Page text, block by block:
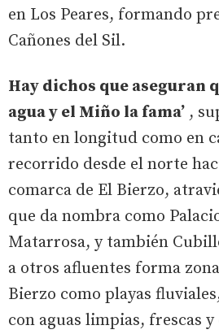
en Los Peares, formando
Cañones del Sil.
Hay dichos que aseguran
agua y el Miño la fama’ ,
tanto en longitud como en
recorrido desde el norte
comarca de El Bierzo,
que da nombra como
Matarrosa, y también
a otros afluentes forma
Bierzo como playas
con aguas limpias, frescas